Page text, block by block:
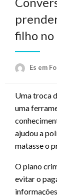
filho no
Es em
Uma troca
uma
ajudou a
matasse o
O plano
evitar o